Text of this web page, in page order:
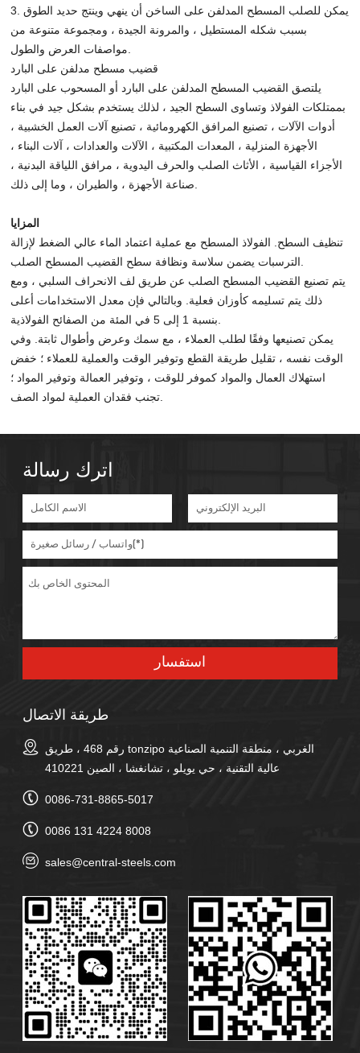
3. يمكن للصلب المسطح المدلفن على الساخن أن ينهي وينتج حديد الطوق
بسبب شكله المستطيل ، والمرونة الجيدة ، ومجموعة متنوعة من
قضيب مسطح مدلفن على البارد
يلتصق القضيب المسطح المدلفن على البارد أو المسحوب على البارد
بممتلكات الفولاذ وتساوى السطح الجيد ، لذلك يستخدم بشكل جيد في بناء
أدوات الآلات ، تصنيع المرافق الكهرومائية ، تصنيع آلات العمل الخشبية ،
الأجهزة المنزلية ، المعدات المكتبية ، الآلات والعدادات ، آلات البناء ،
الأجزاء القياسية ، الأثاث الصلب والحرف اليدوية ، مرافق اللياقة البدنية ،
المزايا
تنظيف السطح. الفولاذ المسطح مع عملية اعتماد الماء عالي الضغط لإزالة
يتم تصنيع القضيب المسطح الصلب عن طريق لف الانحراف السلبي ، ومع
ذلك يتم تسليمه كأوزان فعلية. وبالتالي فإن معدل الاستخدامات أعلى
يمكن تصنيعها وفقًا لطلب العملاء ، مع سمك وعرض وأطوال ثابتة. وفي
الوقت نفسه ، تقليل طريقة القطع وتوفير الوقت والعملية للعملاء ؛ خفض
استهلاك العمال والمواد كموفر للوقت ، وتوفير العمالة وتوفير المواد ؛
اترك رسالة
طريقة الاتصال
رقم 468 ، طريق tonzipo الغربي ، منطقة التنمية الصناعية
عالية التقنية ، حي يويلو ، تشانغشا ، الصين 410221
0086-731-8865-5017
0086 131 4224 8008
sales@central-steels.com